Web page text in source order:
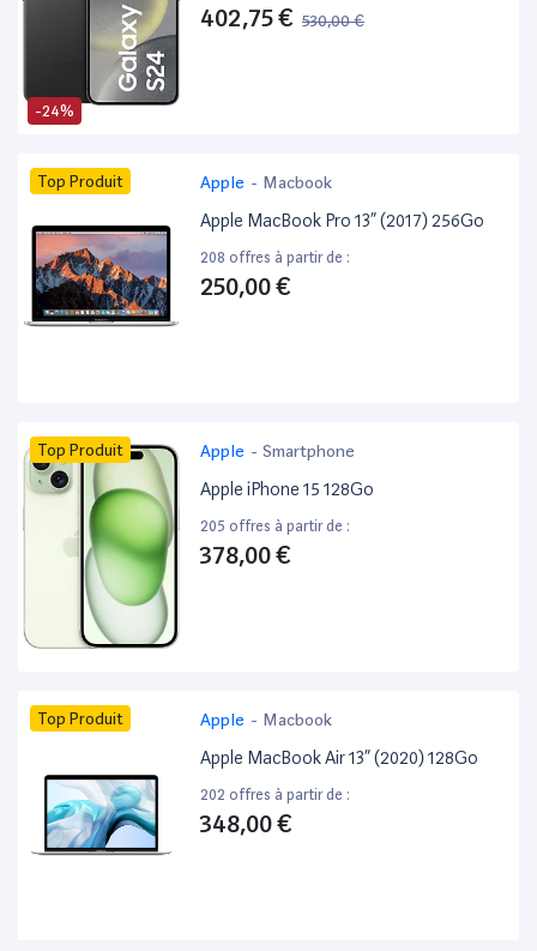
-24%
402,75 € 530,00 €
Top Produit Apple - Macbook
Apple MacBook Pro 13” (2017) 256Go
208 offres à partir de :
250,00 €
Top Produit Apple - Smartphone
Apple iPhone 15 128Go
205 offres à partir de :
378,00 €
Top Produit Apple - Macbook
Apple MacBook Air 13” (2020) 128Go
202 offres à partir de :
348,00 €